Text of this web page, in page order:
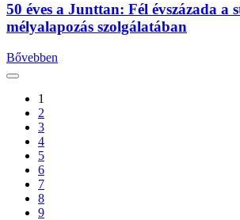
50 éves a Junttan: Fél évszázada a
mélyalapozás szolgálatában
Bővebben
1
2
3
4
5
6
7
8
9